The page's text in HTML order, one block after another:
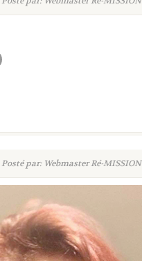
Posté par: Webmaster Ré-MISSION